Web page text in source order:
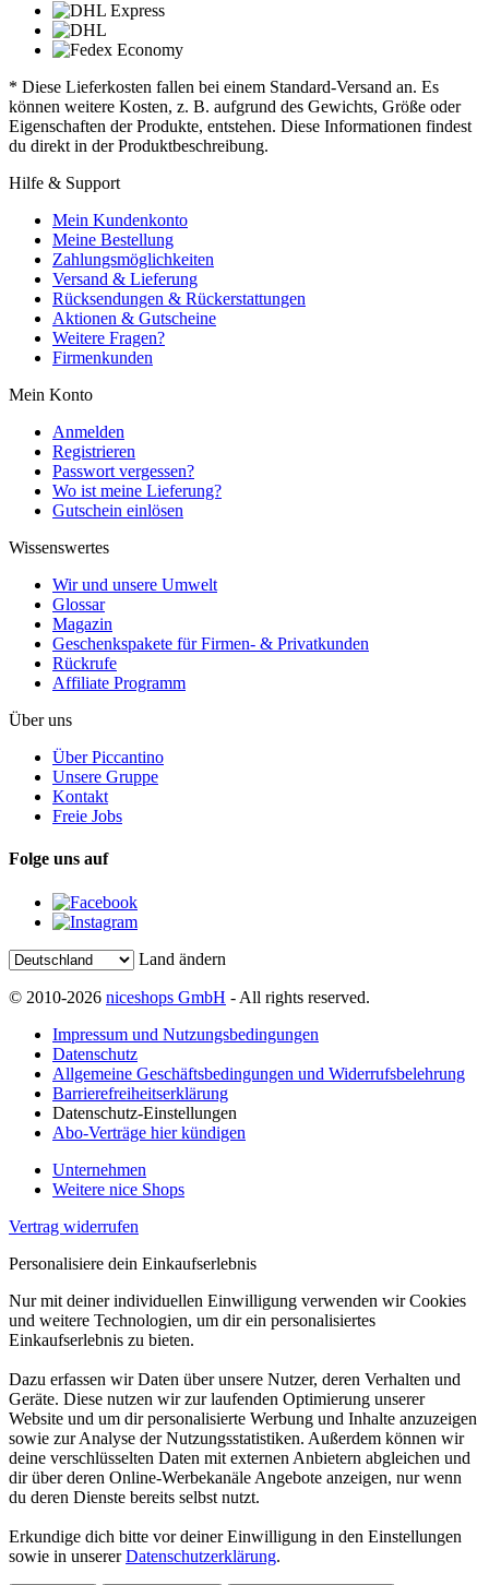
* Diese Lieferkosten fallen bei einem Standard-Versand an. Es
können weitere Kosten, z. B. aufgrund des Gewichts, Größe oder
Eigenschaften der Produkte, entstehen. Diese Informationen findest
du direkt in der Produktbeschreibung.
Hilfe & Support
Mein Kundenkonto
Meine Bestellung
Zahlungsmöglichkeiten
Versand & Lieferung
Rücksendungen & Rückerstattungen
Aktionen & Gutscheine
Weitere Fragen?
Firmenkunden
Mein Konto
Anmelden
Registrieren
Passwort vergessen?
Wo ist meine Lieferung?
Gutschein einlösen
Wissenswertes
Wir und unsere Umwelt
Glossar
Magazin
Geschenkspakete für Firmen- & Privatkunden
Rückrufe
Affiliate Programm
Über uns
Über Piccantino
Unsere Gruppe
Kontakt
Freie Jobs
Folge uns auf
Land ändern
© 2010-2026 niceshops GmbH - All rights reserved.
Impressum und Nutzungsbedingungen
Datenschutz
Allgemeine Geschäftsbedingungen und Widerrufsbelehrung
Barrierefreiheitserklärung
Datenschutz-Einstellungen
Abo-Verträge hier kündigen
Unternehmen
Weitere nice Shops
Vertrag widerrufen
Personalisiere dein Einkaufserlebnis
Nur mit deiner individuellen Einwilligung verwenden wir Cookies
und weitere Technologien, um dir ein personalisiertes
Einkaufserlebnis zu bieten.
Dazu erfassen wir Daten über unsere Nutzer, deren Verhalten und
Geräte. Diese nutzen wir zur laufenden Optimierung unserer
Website und um dir personalisierte Werbung und Inhalte anzuzeigen
sowie zur Analyse der Nutzungsstatistiken. Außerdem können wir
deine verschlüsselten Daten mit externen Anbietern abgleichen und
dir über deren Online-Werbekanäle Angebote anzeigen, nur wenn
du deren Dienste bereits selbst nutzt.
Erkundige dich bitte vor deiner Einwilligung in den Einstellungen
sowie in unsererDatenschutzerklärung.